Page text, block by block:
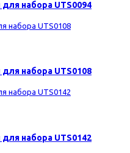
набора UTS0094
набора UTS0108
набора UTS0142